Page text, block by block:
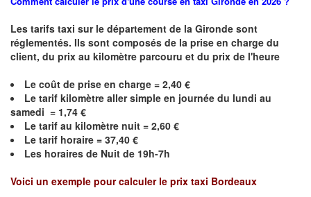
Les tarifs taxi sur le département de la Gironde sont
réglementés. Ils sont composés de la prise en charge du
client, du prix au kilomètre parcouru et du prix de l'heure
Le coût de prise en charge = 2,40 €
Le tarif kilomètre aller simple en journée du lundi au
samedi = 1,74 €
Le tarif au kilomètre nuit = 2,60 €
Le tarif horaire = 37,40 €
Les horaires de Nuit de 19h-7h
Voici un exemple pour calculer le prix taxi Bordeaux